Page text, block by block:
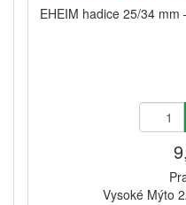
EHEIM hadice 25/34
Vysoké Mýto